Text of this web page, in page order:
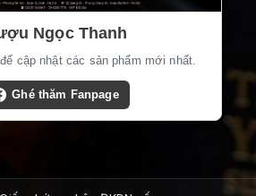
Ngọc Thanh
cập nhật các sản phẩm mới nhất.
Ghé thăm Fanpage